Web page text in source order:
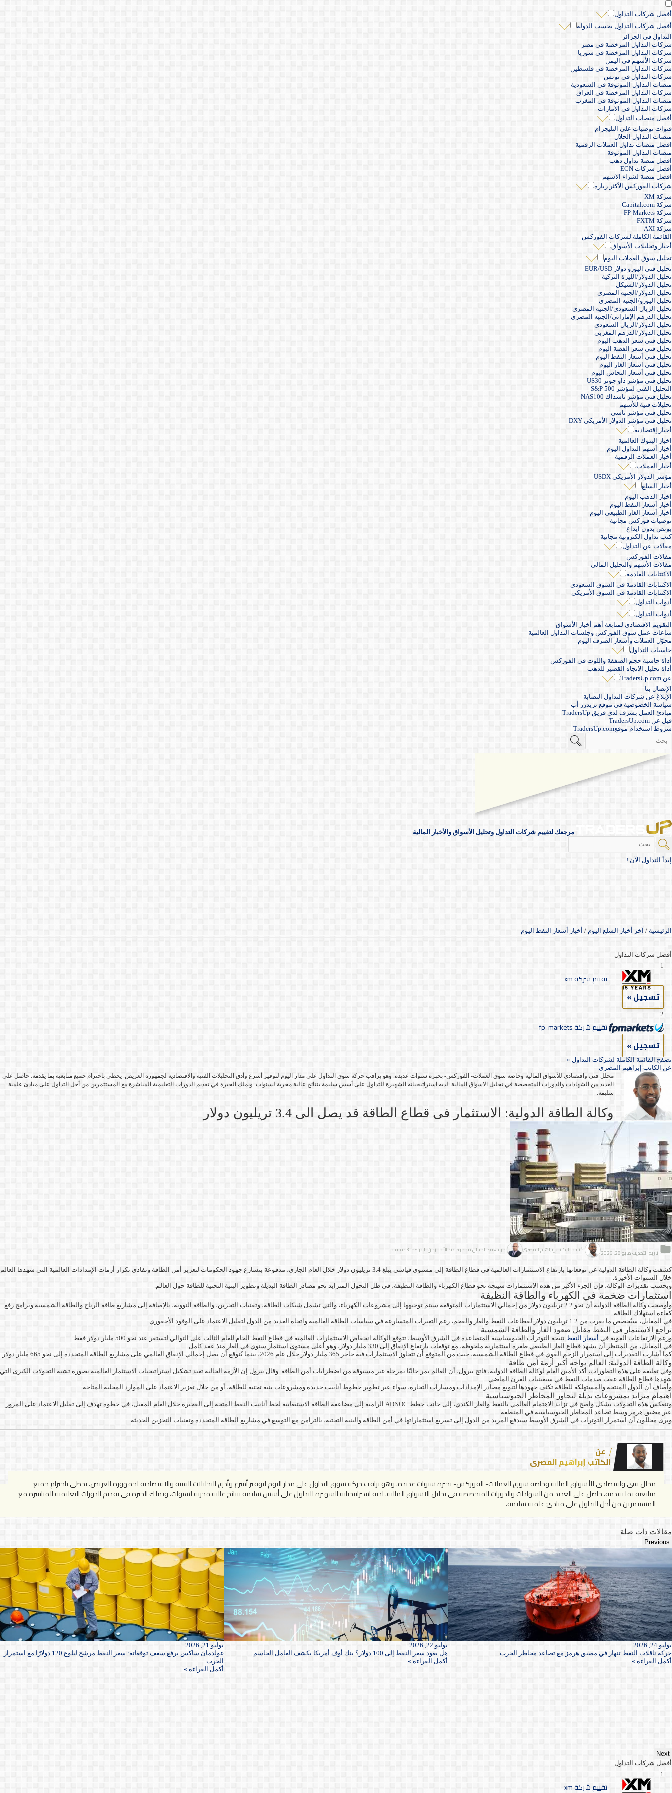
أفضل شركات التداول
أفضل شركات التداول بحسب الدولة
التداول في الجزائر
شركات التداول المرخصة في مصر
شركات التداول المرخصة في سوريا
شركات الأسهم في اليمن
شركات التداول المرخصة في فلسطين
شركات التداول في تونس
منصات التداول الموثوقة في السعودية
شركات التداول المرخصة في العراق
منصات التداول الموثوقة في المغرب
شركات التداول في الامارات
أفضل منصات التداول
قنوات توصيات على التليجرام
منصات التداول الحلال
افضل منصات تداول العملات الرقمية
منصات التداول الموثوقة
افضل منصة تداول ذهب
أفضل شركات ECN
افضل منصة لشراء الاسهم
شركات الفوركس الأكثر زيارة
شركة XM
شركة Capital.com
شركة FP-Markets
شركة FXTM
شركة AXI
القائمة الكاملة لشركات الفوركس
أخبار وتحليلات الأسواق
تحليل سوق العملات اليوم
تحليل فني اليورو دولار EUR/USD
تحليل الدولار/الليرة التركية
تحليل الدولار/الشيكل
تحليل الدولار/الجنيه المصري
تحليل اليورو/الجنيه المصري
تحليل الريال السعودي/الجنيه المصري
تحليل الدرهم الإماراتي/الجنيه المصري
تحليل الدولار/الريال السعودي
تحليل الدولار/الدرهم المغربي
تحليل فني سعر الذهب اليوم
تحليل فني سعر الفضة اليوم
تحليل فني أسعار النفط اليوم
تحليل فني اسعار الغاز اليوم
تحليل فني أسعار النحاس اليوم
تحليل فني مؤشر داو جونز US30
التحليل الفني لمؤشر S&P 500
تحليل فني مؤشر ناسداك NAS100
تحليلات فنية للأسهم
تحليل فني مؤشر تاسي
تحليل فني مؤشر الدولار الأمريكي DXY
أخبار إقتصادية
اخبار البنوك العالمية
أخبار أسهم التداول اليوم
أخبار العملات الرقمية
أخبار العملات
مؤشر الدولار الأمريكي USDX
أخبار السلع
اخبار الذهب اليوم
أخبار أسعار النفط اليوم
أخبار أسعار الغاز الطبيعي اليوم
توصيات فوركس مجانية
بونص بدون ايداع
كتب تداول الكترونية مجانية
مقالات عن التداول
مقالات الفوركس
مقالات الأسهم والتحليل المالي
الاكتتابات القادمة
الاكتتابات القادمة في السوق السعودي
الاكتتابات القادمة في السوق الأمريكي
أدوات التداول
أدوات التداول
التقويم الاقتصادي لمتابعة أهم أخبار الأسواق
ساعات عمل سوق الفوركس وجلسات التداول العالمية
محوّل العملات وأسعار الصرف اليوم
حاسبات التداول
أداة حاسبة حجم الصفقة واللوت في الفوركس
أداة تحليل الاتجاه القصير للذهب
عن TradersUp.com
الإتصال بنا
الإبلاغ عن شركات التداول النصابة
سياسة الخصوصية في موقع تريدرز أب
مبادئ العمل بشرف لدى فريق TradersUp
قيل عن TradersUp.com
شروط استخدام موقعTradersUp.com
مرجعك لتقييم شركات التداول وتحليل الأسواق والأخبار المالية
إبدأ التداول الآن !
الرئيسية / آخر أخبار السلع اليوم / أخبار أسعار النفط اليوم
أفضل شركات التداول
1
تقييم شركة xm
تسجيل »
2
تقييم شركة fp-markets
تسجيل »
تصفح القائمة الكاملة لشركات التداول »
عن الكاتب إبراهيم المصري
محلل فنى واقتصادي للأسواق المالية وخاصة سوق العملات- الفوركس- بخبرة سنوات عديدة. وهو يراقب حركة سوق التداول على مدار اليوم لتوفير أسرع وأدق التحليلات الفنية والاقتصادية لجمهوره العريض. يحظى باحترام جميع متابعيه بما يقدمه. حاصل على
العديد من الشهادات والدورات المتخصصة في تحليل الاسواق المالية. لديه استراتيجياته الشهيرة للتداول على أسس سليمة بنتائج عالية مجربة لسنوات. ويملك الخبرة في تقديم الدورات التعليمية المباشرة مع المستثمرين من أجل التداول على مبادئ علمية
سليمة.
وكالة الطاقة الدولية: الاستثمار فى قطاع الطاقة قد يصل الى 3.4 تريليون دولار
تاريخ التحديث مايو 28, 2026 كتابة : الكاتب إبراهيم المصري مراجعة : المحلل محمود عبد الله| زمن القراءة: 3 دقيقة
كشفت وكالة الطاقة الدولية عن توقعاتها بارتفاع الاستثمارات العالمية في قطاع الطاقة إلى مستوى قياسي يبلغ 3.4 تريليون دولار خلال العام الجاري، مدفوعة بتسارع جهود الحكومات لتعزيز أمن الطاقة وتفادي تكرار أزمات الإمدادات العالمية التي شهدها العالم
خلال السنوات الأخيرة.
وبحسب تقديرات الوكالة، فإن الجزء الأكبر من هذه الاستثمارات سيتجه نحو قطاع الكهرباء والطاقة النظيفة، في ظل التحول المتزايد نحو مصادر الطاقة البديلة وتطوير البنية التحتية للطاقة حول العالم.
استثمارات ضخمة في الكهرباء والطاقة النظيفة
وأوضحت وكالة الطاقة الدولية أن نحو 2.2 تريليون دولار من إجمالي الاستثمارات المتوقعة سيتم توجيهها إلى مشروعات الكهرباء، والتي تشمل شبكات الطاقة، وتقنيات التخزين، والطاقة النووية، بالإضافة إلى مشاريع طاقة الرياح والطاقة الشمسية وبرامج رفع
كفاءة استهلاك الطاقة.
في المقابل، سيُخصص ما يقرب من 1.2 تريليون دولار لقطاعات النفط والغاز والفحم، رغم التغيرات المتسارعة في سياسات الطاقة العالمية واتجاه العديد من الدول لتقليل الاعتماد على الوقود الأحفوري.
تراجع الاستثمار في النفط مقابل صعود الغاز والطاقة الشمسية
ورغم الارتفاعات القوية في أسعار النفط نتيجة التوترات الجيوسياسية المتصاعدة في الشرق الأوسط، تتوقع الوكالة انخفاض الاستثمارات العالمية في قطاع النفط الخام للعام الثالث على التوالي لتستقر عند نحو 500 مليار دولار فقط.
في المقابل، من المنتظر أن يشهد قطاع الغاز الطبيعي طفرة استثمارية ملحوظة، مع توقعات بارتفاع الإنفاق إلى 330 مليار دولار، وهو أعلى مستوى استثمار سنوي في الغاز منذ عقد كامل.
كما أشارت التقديرات إلى استمرار الزخم القوي في قطاع الطاقة الشمسية، حيث من المتوقع أن تتجاوز الاستثمارات فيه حاجز 365 مليار دولار خلال عام 2026، بينما يُتوقع أن يصل إجمالي الإنفاق العالمي على مشاريع الطاقة المتجددة إلى نحو 665 مليار دولار.
وكالة الطاقة الدولية: العالم يواجه أكبر أزمة أمن طاقة
وفي تعليقه على هذه التطورات، أكد الأمين العام لوكالة الطاقة الدولية، فاتح بيرول، أن العالم يمر حاليًا بمرحلة غير مسبوقة من اضطرابات أمن الطاقة. وقال بيرول إن الأزمة الحالية تعيد تشكيل استراتيجيات الاستثمار العالمية بصورة تشبه التحولات الكبرى التي
شهدها قطاع الطاقة عقب صدمات النفط في سبعينيات القرن الماضي.
وأضاف أن الدول المنتجة والمستهلكة للطاقة تكثف جهودها لتنويع مصادر الإمدادات ومسارات التجارة، سواء عبر تطوير خطوط أنابيب جديدة ومشروعات بنية تحتية للطاقة، أو من خلال تعزيز الاعتماد على الموارد المحلية المتاحة.
اهتمام متزايد بمشروعات بديلة لتجاوز المخاطر الجيوسياسية
وتنعكس هذه التحولات بشكل واضح في تزايد الاهتمام العالمي بالنفط والغاز الكندي، إلى جانب خطط ADNOC الرامية إلى مضاعفة الطاقة الاستيعابية لخط أنابيب النفط المتجه إلى الفجيرة خلال العام المقبل، في خطوة تهدف إلى تقليل الاعتماد على المرور
عبر مضيق هرمز وسط تصاعد المخاطر الجيوسياسية في المنطقة.
ويرى محللون أن استمرار التوترات في الشرق الأوسط سيدفع المزيد من الدول إلى تسريع استثماراتها في أمن الطاقة والبنية التحتية، بالتزامن مع التوسع في مشاريع الطاقة المتجددة وتقنيات التخزين الحديثة.
عن
الكاتب إبراهيم المصري
محلل فنى واقتصادي للأسواق المالية وخاصة سوق العملات- الفوركس- بخبرة سنوات عديدة. وهو يراقب حركة سوق التداول على مدار اليوم لتوفير أسرع وأدق التحليلات الفنية والاقتصادية لجمهوره العريض. يحظى باحترام جميع
متابعيه بما يقدمه. حاصل على العديد من الشهادات والدورات المتخصصة في تحليل الاسواق المالية. لديه استراتيجياته الشهيرة للتداول على أسس سليمة بنتائج عالية مجربة لسنوات. ويملك الخبرة في تقديم الدورات التعليمية المباشرة مع
المستثمرين من أجل التداول على مبادئ علمية سليمة.
مقالات ذات صلة
Previous
يوليو 24, 2026
حركة ناقلات النفط تنهار في مضيق هرمز مع تصاعد مخاطر الحرب
أكمل القراءة »
يوليو 22, 2026
هل يعود سعر النفط إلى 100 دولار؟ بنك أوف أمريكا يكشف العامل الحاسم
أكمل القراءة »
يوليو 21, 2026
غولدمان ساكس يرفع سقف توقعاته: سعر النفط مرشح لبلوغ 120 دولارًا مع استمرار
الحرب
أكمل القراءة »
Next
أفضل شركات التداول
1
تقييم شركة xm